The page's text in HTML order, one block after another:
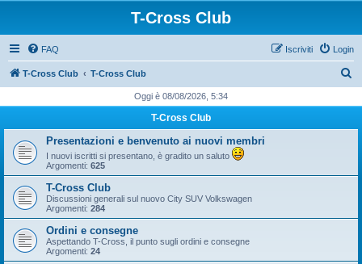
T-Cross Club
FAQ Login
Iscriviti
T-Cross Club T-Cross Club
c
Oggi è 08/08/2026, 5:34
T-Cross Club
Presentazioni e benvenuto ai nuovi membri
I nuovi iscritti si presentano, è gradito un saluto
Argomenti: 625
T-Cross Club
Discussioni generali sul nuovo City SUV Volkswagen
Argomenti: 284
Ordini e consegne
Aspettando T-Cross, il punto sugli ordini e consegne
Argomenti: 24